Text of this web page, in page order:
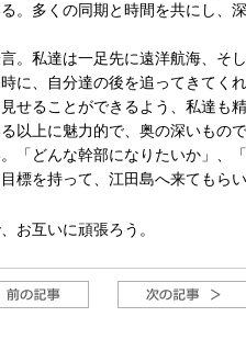
。多くの同期と時間を共にし、
。私達は一足先に遠洋航海、そ
に、自分達の後を追ってきてく
せることができるよう、私達も
以上に魅力的で、奥の深いもの
「どんな幹部になりたいか」、
標を持って、江田島へ来てもらい
お互いに頑張ろう。